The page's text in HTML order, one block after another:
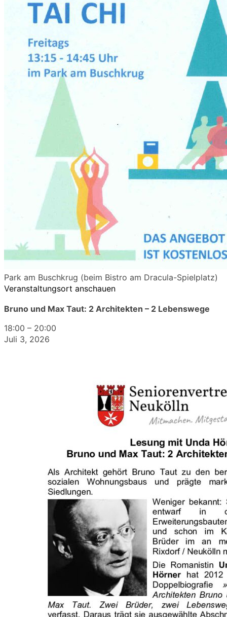
Park am Buschkrug (beim Bistro am Dracula-Spielplatz)
Veranstaltungsort anschauen
Bruno und Max Taut: 2 Architekten – 2 Lebenswege
18:00 – 20:00
Juli 3, 2026